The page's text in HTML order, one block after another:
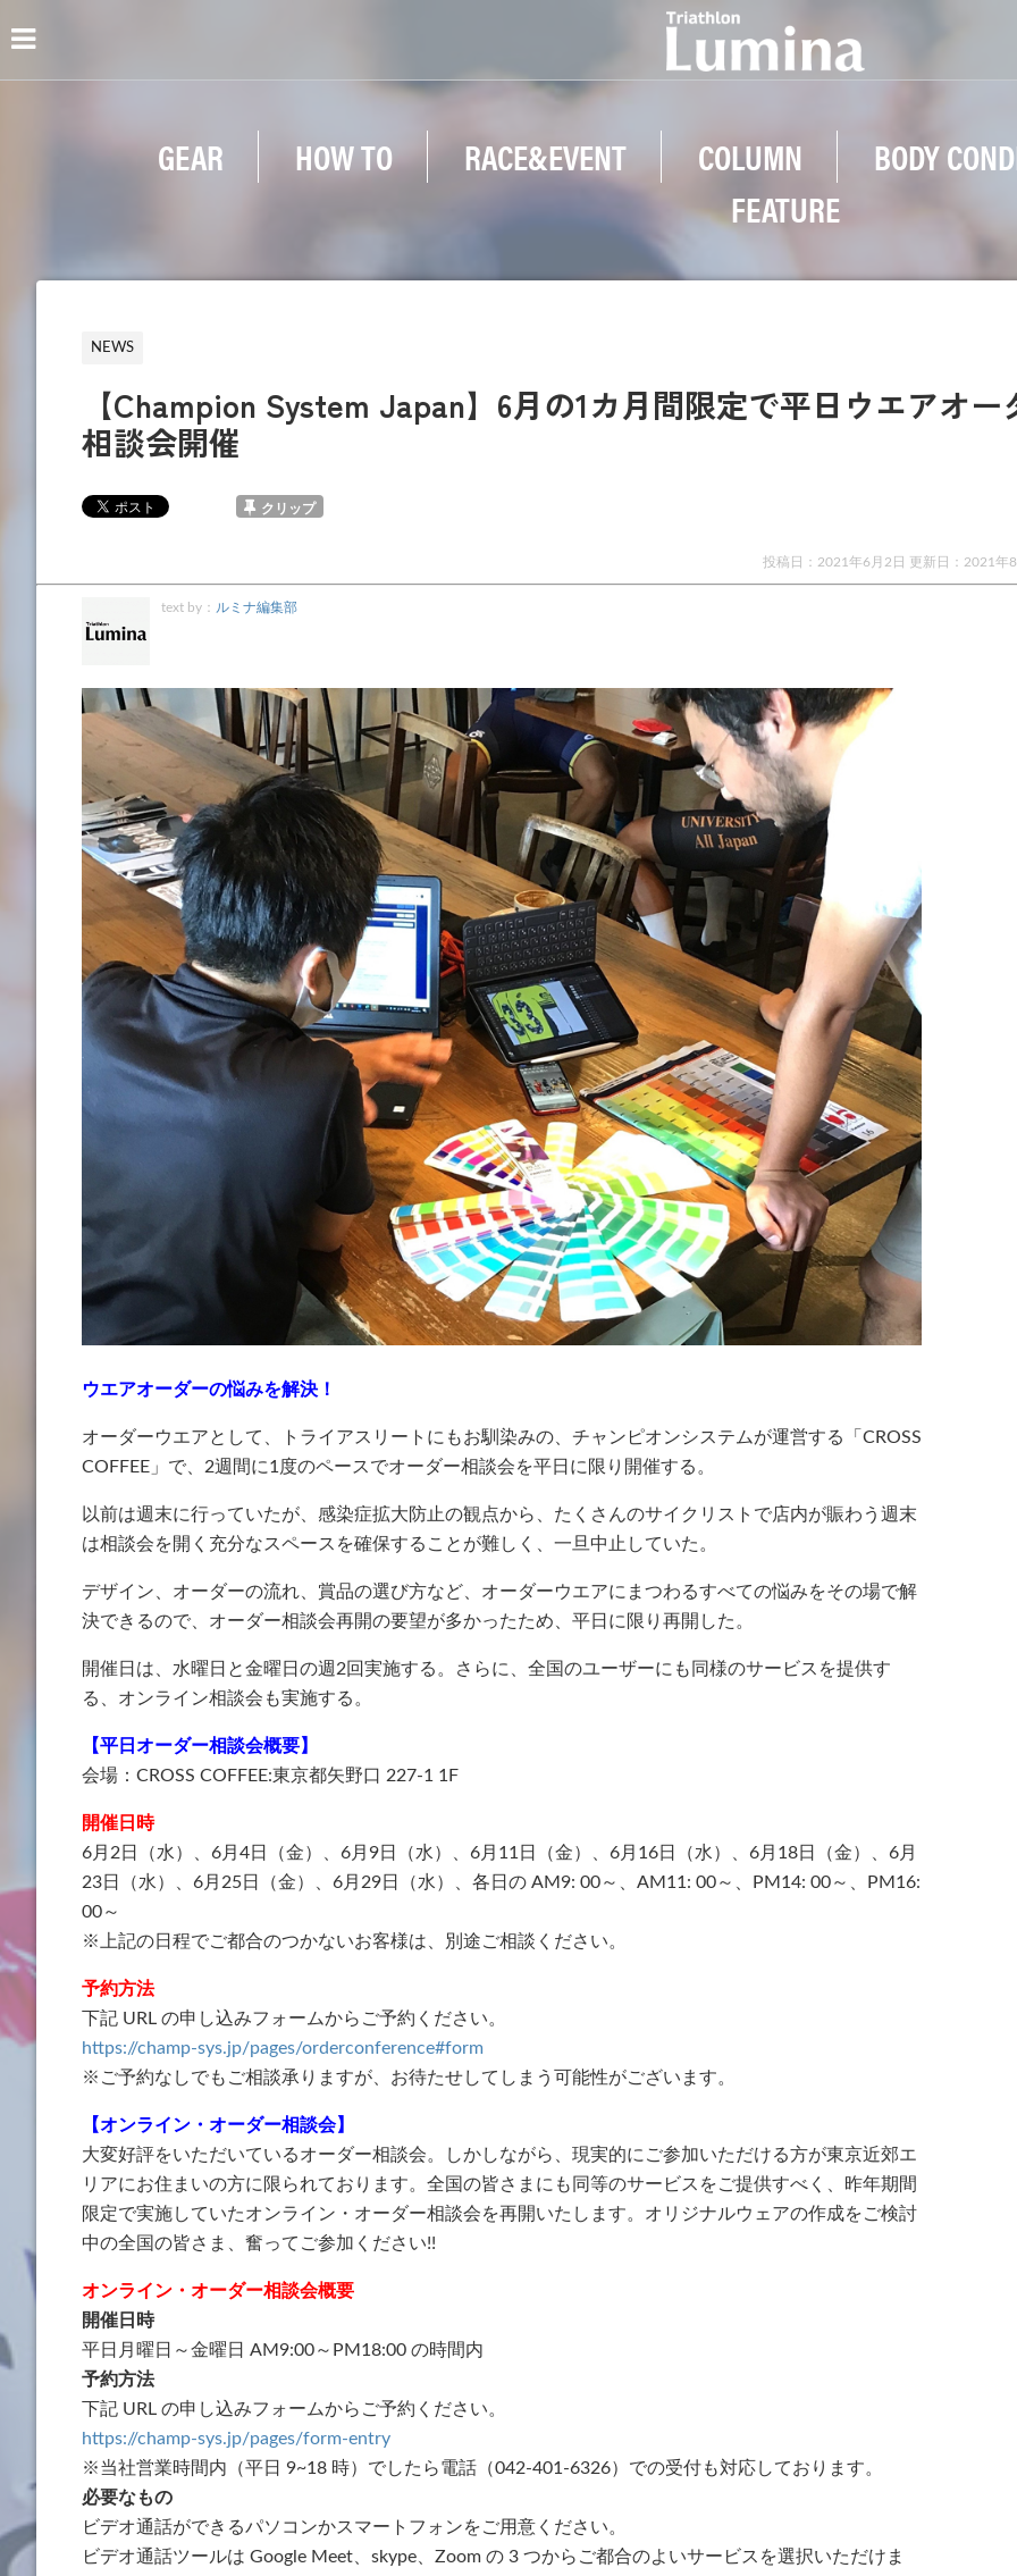
GEAR HOW TO RACE&EVENT COLUMN
BODY
FEATURE
NEWS
【Champion System Japan】6月の1カ月間限定で平日ウエアオー
相談会開催
クリップ
投稿日：2021年6月2日 更新日： 2021年
text by： ルミナ編集部
ウエアオーダーの悩みを解決！
オーダーウエアとして、トライアスリートにもお馴染みの、チャンピオンシステムが運営する「CROSS
COFFEE」で、2週間に1度のペースでオーダー相談会を平日に限り開催する。
以前は週末に行っていたが、感染症拡大防止の観点から、たくさんのサイクリストで店内が賑わう週末
は相談会を開く充分なスペースを確保することが難しく、一旦中止していた。
デザイン、オーダーの流れ、賞品の選び方など、オーダーウエアにまつわるすべての悩みをその場で解
決できるので、オーダー相談会再開の要望が多かったため、平日に限り再開した。
開催日は、水曜日と金曜日の週2回実施する。さらに、全国のユーザーにも同様のサービスを提供す
る、オンライン相談会も実施する。
【平日オーダー相談会概要】
会場：CROSS COFFEE:東京都矢野口 227-1 1F
開催日時
6月2日（水）、6月4日（金）、6月9日（水）、6月11日（金）、6月16日（水）、6月18日（金）、6月
23日（水）、6月25日（金）、6月29日（水）、各日の AM9: 00～、AM11: 00～、PM14: 00～、PM16:
00～
※上記の日程でご都合のつかないお客様は、別途ご相談ください。
予約方法
下記 URL の申し込みフォームからご予約ください。
https://champ-sys.jp/pages/orderconference#form
※ご予約なしでもご相談承りますが、お待たせしてしまう可能性がございます。
【オンライン・オーダー相談会】
大変好評をいただいているオーダー相談会。しかしながら、現実的にご参加いただける方が東京近郊エ
リアにお住まいの方に限られております。全国の皆さまにも同等のサービスをご提供すべく、昨年期間
限定で実施していたオンライン・オーダー相談会を再開いたします。オリジナルウェアの作成をご検討
中の全国の皆さま、奮ってご参加ください!!
オンライン・オーダー相談会概要
開催日時
平日月曜日～金曜日 AM9:00～PM18:00 の時間内
予約方法
下記 URL の申し込みフォームからご予約ください。
https://champ-sys.jp/pages/form-entry
※当社営業時間内（平日 9~18 時）でしたら電話（042-401-6326）での受付も対応しております。
必要なもの
ビデオ通話ができるパソコンかスマートフォンをご用意ください。
ビデオ通話ツールは Google Meet、skype、Zoom の 3 つからご都合のよいサービスを選択いただけま